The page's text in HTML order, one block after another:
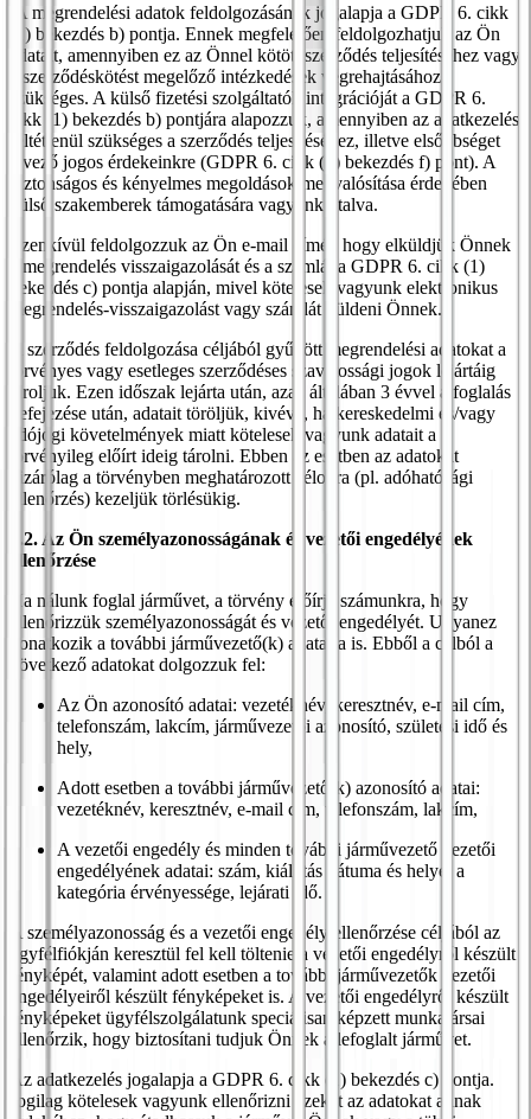
A megrendelési adatok feldolgozásának jogalapja a GDPR 6. cikk
(1) bekezdés b) pontja. Ennek megfelelően feldolgozhatjuk az Ön
adatait, amennyiben ez az Önnel kötött szerződés teljesítéséhez vagy
a szerződéskötést megelőző intézkedések végrehajtásához
szükséges. A külső fizetési szolgáltatók integrációját a GDPR 6.
cikk (1) bekezdés b) pontjára alapozzuk, amennyiben az adatkezelés
feltétlenül szükséges a szerződés teljesítéséhez, illetve elsőbbséget
élvező jogos érdekeinkre (GDPR 6. cikk (1) bekezdés f) pont). A
biztonságos és kényelmes megoldások megvalósítása érdekében
külső szakemberek támogatására vagyunk utalva.
Ezenkívül feldolgozzuk az Ön e-mail címét, hogy elküldjük Önnek
a megrendelés visszaigazolását és a számlát a GDPR 6. cikk (1)
bekezdés c) pontja alapján, mivel kötelesek vagyunk elektronikus
megrendelés-visszaigazolást vagy számlát küldeni Önnek.
A szerződés feldolgozása céljából gyűjtött megrendelési adatokat a
törvényes vagy esetleges szerződéses szavatossági jogok lejártáig
tároljuk. Ezen időszak lejárta után, azaz általában 3 évvel a foglalás
befejezése után, adatait töröljük, kivéve, ha kereskedelmi és/vagy
adójogi követelmények miatt kötelesek vagyunk adatait a
törvényileg előírt ideig tárolni. Ebben az esetben az adatokat
kizárólag a törvényben meghatározott célokra (pl. adóhatósági
ellenőrzés) kezeljük törlésükig.
6.2. Az Ön személyazonosságának és vezetői engedélyének
ellenőrzése
Ha nálunk foglal járművet, a törvény előírja számunkra, hogy
ellenőrizzük személyazonosságát és vezetői engedélyét. Ugyanez
vonatkozik a további járművezető(k) adataira is. Ebből a célból a
következő adatokat dolgozzuk fel:
Az Ön azonosító adatai: vezetéknév, keresztnév, e-mail cím,
telefonszám, lakcím, járművezetői azonosító, születési idő és
hely,
Adott esetben a további járművezető(k) azonosító adatai:
vezetéknév, keresztnév, e-mail cím, telefonszám, lakcím,
A vezetői engedély és minden további járművezető vezetői
engedélyének adatai: szám, kiállítás dátuma és helye, a
kategória érvényessége, lejárati idő.
A személyazonosság és a vezetői engedély ellenőrzése céljából az
ügyfélfiókján keresztül fel kell töltenie a vezetői engedélyről készült
fényképét, valamint adott esetben a további járművezetők vezetői
engedélyeiről készült fényképeket is. A vezetői engedélyről készült
fényképeket ügyfélszolgálatunk speciálisan képzett munkatársai
ellenőrzik, hogy biztosítani tudjuk Önnek a lefoglalt járművet.
Az adatkezelés jogalapja a GDPR 6. cikk (1) bekezdés c) pontja.
Jogilag kötelesek vagyunk ellenőrizni ezeket az adatokat annak